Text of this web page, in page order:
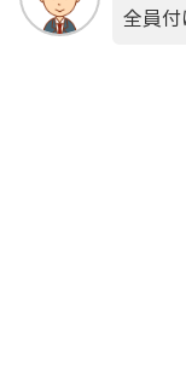
全員付